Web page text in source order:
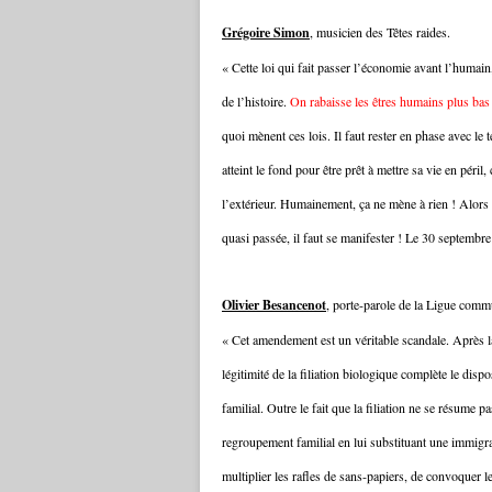
Grégoire Simon, musicien des Têtes raides.
« Cette loi qui fait passer l’économie avant
de l’histoire. On rabaisse les êtres humains plus
quoi mènent ces lois. Il faut rester en phase avec
atteint le fond pour être prêt à mettre sa vie en
l’extérieur. Humainement, ça ne mène à rien !
quasi passée, il faut se manifester ! Le 30
Olivier Besancenot, porte-parole de la Ligue
« Cet amendement est un véritable scandale.
légitimité de la filiation biologique complète le
familial. Outre le fait que la filiation ne se résume
regroupement familial en lui substituant une
multiplier les rafles de sans-papiers, de convoquer